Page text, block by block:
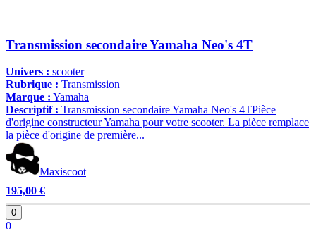
Transmission secondaire Yamaha Neo's 4T
Univers : scooter
Rubrique : Transmission
Marque : Yamaha
Descriptif : Transmission secondaire Yamaha Neo's 4TPièce
d'origine constructeur Yamaha pour votre scooter. La pièce remplace
la pièce d'origine de première...
Maxiscoot
195,00 €
0
0